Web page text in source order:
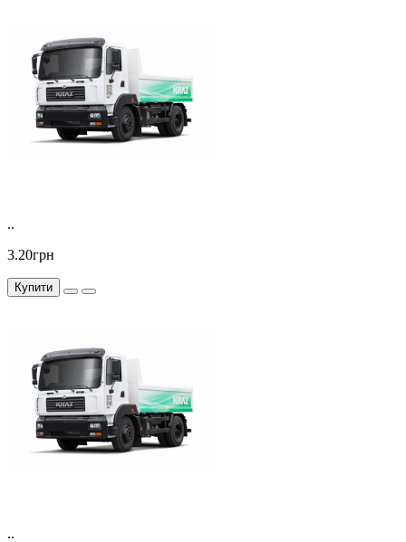
..
3.20грн
Купити
..